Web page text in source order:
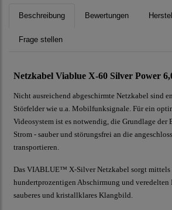
Beschreibung Bewertungen
Frage stellen
Netzkabel Viablue X-60 Silver Power
Nicht ausreichend abgeschirmte Netzkabel sind
Störfelder wie u.a. Mobilfunksignale. Für ein
Videosystem ist es notwendig, die Grundlage der
Strom - sauber und störungsfrei an die
transportieren.
Das VIABLUE™ X-Silver Netzkabel sorgt mittels
hundertprozentigen Abschirmung und veredelten
sauberes und kristallklares Klangbild.